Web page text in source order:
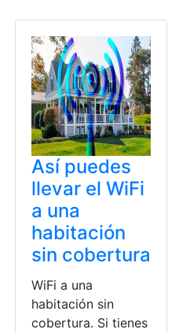
Así puedes
llevar el WiFi
a una
habitación
sin cobertura
WiFi a una
habitación sin
cobertura. Si tienes